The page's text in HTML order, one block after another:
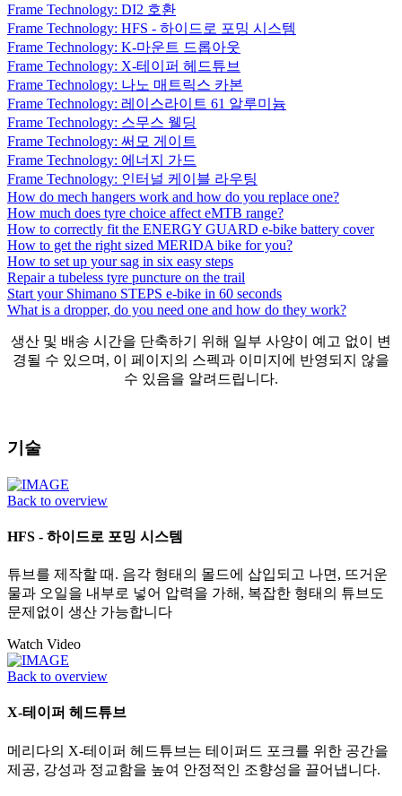
Frame Technology: DI2 호환
Frame Technology: HFS - 하이드로 포밍 시스템
Frame Technology: K-마운트 드롭아웃
Frame Technology: X-테이퍼 헤드튜브
Frame Technology: 나노 매트릭스 카본
Frame Technology: 레이스라이트 61 알루미늄
Frame Technology: 스무스 웰딩
Frame Technology: 써모 게이트
Frame Technology: 에너지 가드
Frame Technology: 인터널 케이블 라우팅
How do mech hangers work and how do you replace one?
How much does tyre choice affect eMTB range?
How to correctly fit the ENERGY GUARD e-bike battery cover
How to get the right sized MERIDA bike for you?
How to set up your sag in six easy steps
Repair a tubeless tyre puncture on the trail
Start your Shimano STEPS e-bike in 60 seconds
What is a dropper, do you need one and how do they work?
생산 및 배송 시간을 단축하기 위해 일부 사양이 예고 없이 변
경될 수 있으며, 이 페이지의 스펙과 이미지에 반영되지 않을
수 있음을 알려드립니다.
기술
Back to overview
HFS - 하이드로 포밍 시스템
튜브를 제작할 때. 음각 형태의 몰드에 삽입되고 나면, 뜨거운
물과 오일을 내부로 넣어 압력을 가해, 복잡한 형태의 튜브도
문제없이 생산 가능합니다
Watch Video
Back to overview
X-테이퍼 헤드튜브
메리다의 X-테이퍼 헤드튜브는 테이퍼드 포크를 위한 공간을
제공, 강성과 정교함을 높여 안정적인 조향성을 끌어냅니다.